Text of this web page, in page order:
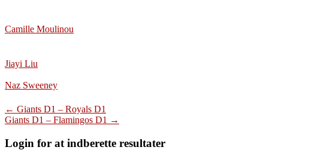
Camille Moulinou
Jiayi Liu
Naz Sweeney
Post
navigation
← Giants D1 – Royals D1
Giants D1 – Flamingos D1 →
Login for at indberette resultater